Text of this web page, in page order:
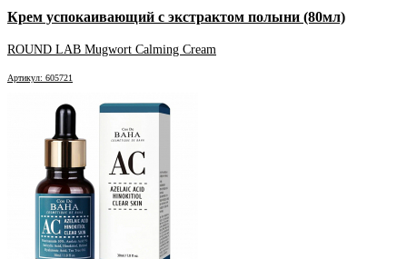
Крем успокаивающий с экстрактом полыни (80мл)
ROUND LAB Mugwort Calming Cream
Артикул: 605721